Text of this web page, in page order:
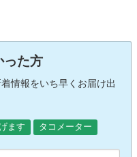
った方
情報をいち早くお届け出
ます タコメーター